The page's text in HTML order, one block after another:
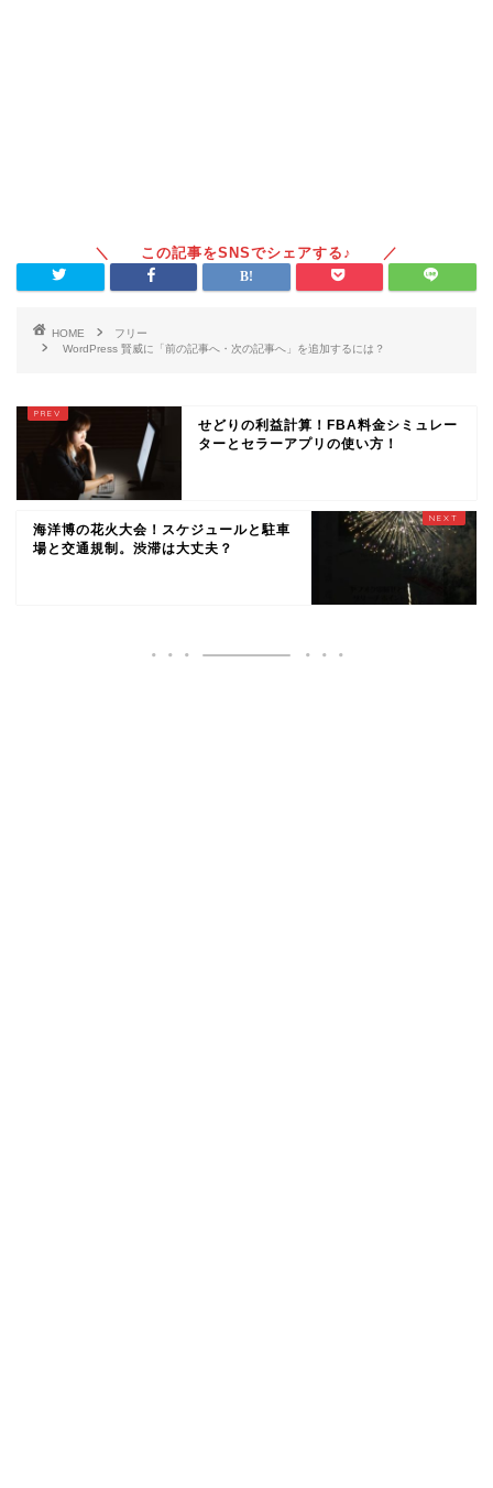
HOME
フリー
WordPress 賢威に「前の記事へ・次の記事へ」を追加するには？
せどりの利益計算！FBA料金シミュレー
ターとセラーアプリの使い方！
海洋博の花火大会！スケジュールと駐車
場と交通規制。渋滞は大丈夫？